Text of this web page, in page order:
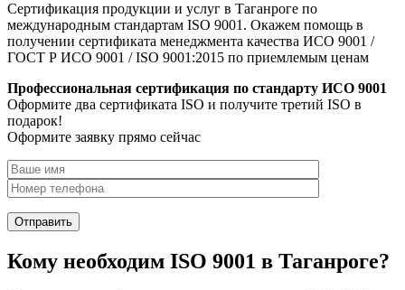
Сертификация продукции и услуг в Таганроге по
международным стандартам ISO 9001. Окажем помощь в
получении сертификата менеджмента качества ИСО 9001 /
ГОСТ Р ИСО 9001 / ISO 9001:2015 по приемлемым ценам
Профессиональная сертификация по стандарту ИСО 9001
Оформите два сертификата ISO и получите третий ISO в
подарок!
Оформите заявку прямо сейчас
Кому необходим ISO 9001 в Таганроге?